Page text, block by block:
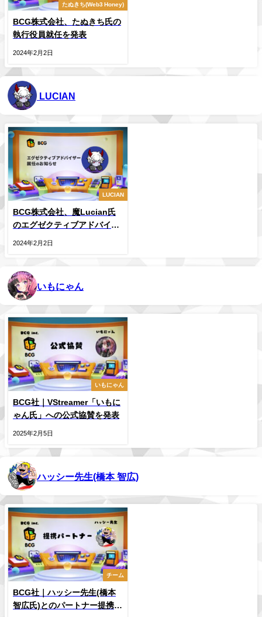
たぬきち(Web3 Honey)
BCG株式会社、たぬきち氏の
執行役員就任を発表
2024年2月2日
LUCIAN
LUCIAN
BCG株式会社、魔Lucian氏
のエグゼクティブアドバイザ
2024年2月2日
いもにゃん
いもにゃん
BCG社｜VStreamer「いもに
ゃん氏」への公式協賛を発表
2025年2月5日
ハッシー先生(橋本 智広)
チーム
BCG社｜ハッシー先生(橋本
智広氏)とのパートナー提携を